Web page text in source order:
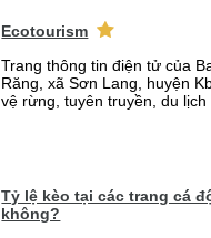
Ecotourism
Trang thông tin điện tử của
Răng, xã Sơn Lang, huyện
vệ rừng, tuyên truyền, du
Tỷ lệ kèo tại các trang cá
không?